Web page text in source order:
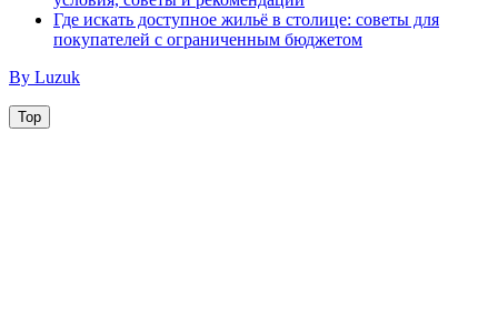
Где искать доступное жильё в столице: советы для
покупателей с ограниченным бюджетом
By Luzuk
Top